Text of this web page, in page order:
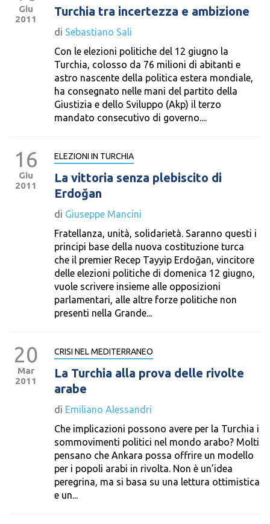
Giu
2011
Turchia tra incertezza e ambizione
di Sebastiano Sali
Con le elezioni politiche del 12 giugno la
Turchia, colosso da 76 milioni di abitanti e
astro nascente della politica estera mondiale,
ha consegnato nelle mani del partito della
Giustizia e dello Sviluppo (Akp) il terzo
mandato consecutivo di governo....
16
Giu
2011
ELEZIONI IN TURCHIA
La vittoria senza plebiscito di
Erdoğan
di Giuseppe Mancini
Fratellanza, unità, solidarietà. Saranno questi i
principi base della nuova costituzione turca
che il premier Recep Tayyip Erdoğan, vincitore
delle elezioni politiche di domenica 12 giugno,
vuole scrivere insieme alle opposizioni
parlamentari, alle altre forze politiche non
presenti nella Grande...
20
Mar
2011
CRISI NEL MEDITERRANEO
La Turchia alla prova delle rivolte
arabe
di Emiliano Alessandri
Che implicazioni possono avere per la Turchia i
sommovimenti politici nel mondo arabo? Molti
pensano che Ankara possa offrire un modello
per i popoli arabi in rivolta. Non è un’idea
peregrina, ma si basa su una lettura ottimistica
e un...